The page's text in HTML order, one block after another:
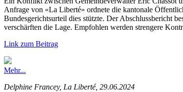
Anfrage von «La Liberté» ordnete die kantonale
Bundesgerichtsurteil dies stützte. Der Abschlussbericht
verschärften die Lage. Empfohlen werden strengere
Link zum Beitrag
Mehr...
Delphine Francey, La Liberté, 29.06.2024